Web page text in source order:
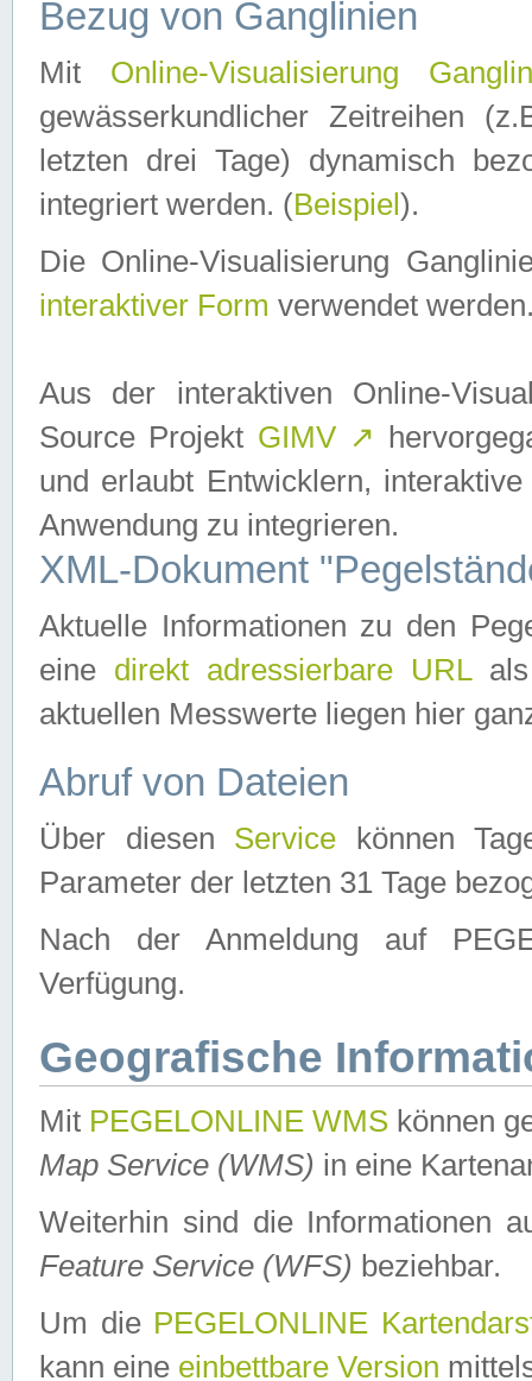
Bezug von Ganglinien
Mit Online-Visualisierung
gewässerkundlicher Zeitreihen
letzten drei Tage) dynamisch
integriert werden. (Beispiel ).
Die Online-Visualisierung
interaktiver Form verwendet
Aus der interaktiven Online-
Source Projekt GIMV ↗
und erlaubt Entwicklern,
Anwendung zu integrieren.
XML-Dokument
Aktuelle Informationen zu den
eine direkt adressierbare URLals
aktuellen Messwerte liegen hier
Abruf von Dateien
Über diesen Service können
Parameter der letzten 31 Tage
Nach der Anmeldung auf
Verfügung.
Geografische
Mit PEGELONLINE WMS können
Map Service (WMS) in eine
Weiterhin sind die Informationen
Feature Service (WFS) beziehbar.
Um die PEGELONLINE
kann eine einbettbare Version